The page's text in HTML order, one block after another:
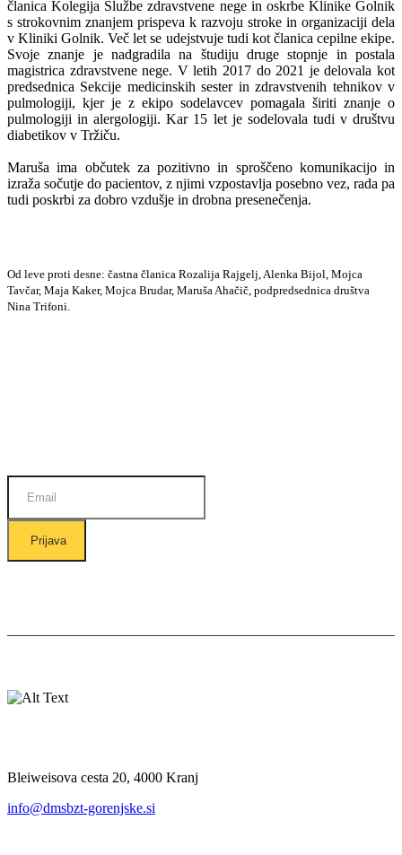
članica Kolegija Službe zdravstvene nege in oskrbe Klinike Golnik
s strokovnim znanjem prispeva k razvoju stroke in organizaciji dela
v Kliniki Golnik. Več let se udejstvuje tudi kot članica cepilne ekipe.
Svoje znanje je nadgradila na študiju druge stopnje in postala
magistrica zdravstvene nege. V letih 2017 do 2021 je delovala kot
predsednica Sekcije medicinskih sester in zdravstvenih tehnikov v
pulmologiji, kjer je z ekipo sodelavcev pomagala širiti znanje o
pulmologiji in alergologiji. Kar 15 let je sodelovala tudi v društvu
diabetikov v Tržiču.
Maruša ima občutek za pozitivno in sproščeno komunikacijo in
izraža sočutje do pacientov, z njimi vzpostavlja posebno vez, rada pa
tudi poskrbi za dobro vzdušje in drobna presenečenja.
Od leve proti desne: častna članica Rozalija Rajgelj, Alenka Bijol, Mojca
Tavčar, Maja Kaker, Mojca Brudar, Maruša Ahačič, podpredsednica društva
Nina Trifoni.
Prijava
Bleiweisova cesta 20, 4000 Kranj
info@dmsbzt-gorenjske.si